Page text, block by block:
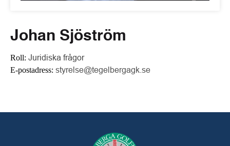
Johan Sjöström
Roll: Juridiska frågor
E-postadress: styrelse@tegelbergagk.se